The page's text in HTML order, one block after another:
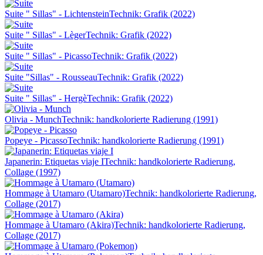
Suite " Sillas" - LichtensteinTechnik: Grafik (2022)
Suite " Sillas" - LègerTechnik: Grafik (2022)
Suite " Sillas" - PicassoTechnik: Grafik (2022)
Suite "Sillas" - RousseauTechnik: Grafik (2022)
Suite " Sillas" - HergèTechnik: Grafik (2022)
Olivia - MunchTechnik: handkolorierte Radierung (1991)
Popeye - PicassoTechnik: handkolorierte Radierung (1991)
Japanerin: Etiquetas viaje ITechnik: handkolorierte Radierung,
Collage (1997)
Hommage à Utamaro (Utamaro)Technik: handkolorierte Radierung,
Collage (2017)
Hommage à Utamaro (Akira)Technik: handkolorierte Radierung,
Collage (2017)